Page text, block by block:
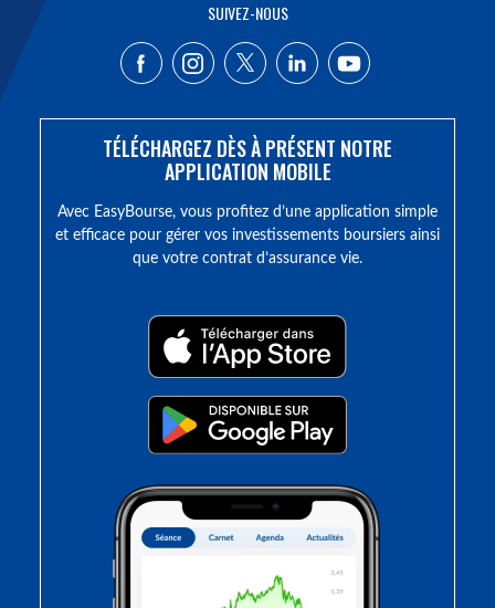
SUIVEZ-NOUS
TÉLÉCHARGEZ DÈS À PRÉSENT NOTRE
APPLICATION MOBILE
Avec EasyBourse, vous profitez d’une application simple
et efficace pour gérer vos investissements boursiers ainsi
que votre contrat d’assurance vie.